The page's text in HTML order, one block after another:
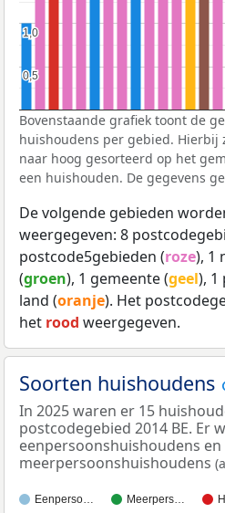
0,5
0,5
1,0
1,0
Bovenstaande grafiek toont de
huishoudens per gebied. Hierbij
naar hoog gesorteerd op het
een huishouden. De gegevens
De volgende gebieden
weergegeven: 8
postcode5gebieden (roze), 1
(groen), 1 gemeente (geel), 1
land (oranje). Het
het rood weergegeven.
Soorten huishoudens
In 2025 waren er 15
postcodegebied 2014 BE. Er
eenpersoonshuishoudens en
meerpersoonshuishoudens
Eenperso… Meerpers…